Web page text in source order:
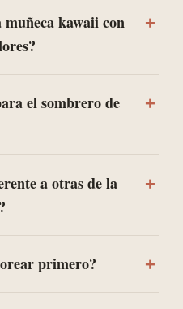
muñeca kawaii con
el sombrero de
a otras de la
primero?